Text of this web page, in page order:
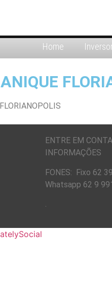
Home
ENTRE EM
INFORMAÇÕES
FONES: Fixo 62
Whatsapp 62 9
.